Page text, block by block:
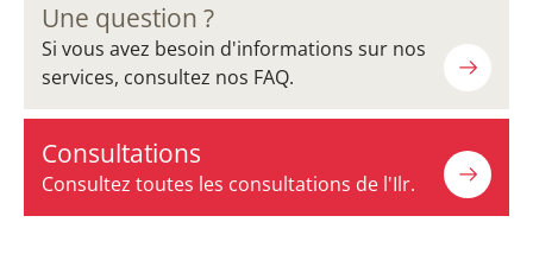
Une question ?
Si vous avez besoin d'informations sur nos
services, consultez nos FAQ.
Consultations
Consultez toutes les consultations de l'Ilr.